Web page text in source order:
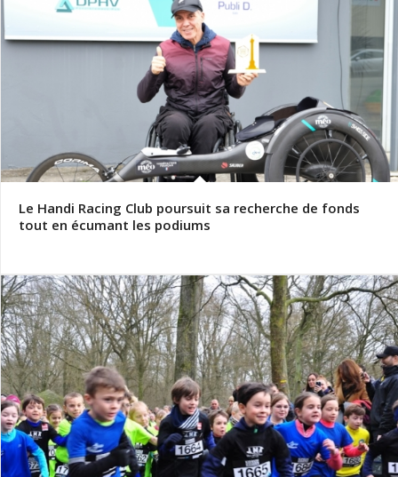
Le Handi Racing Club poursuit sa recherche de fonds
tout en écumant les podiums